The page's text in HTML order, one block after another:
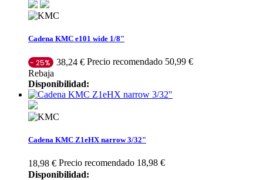
Cadena KMC e101 wide 1/8"
- 25% 38,24 € Precio recomendado 50,99 €
Rebaja
Disponibilidad:
Cadena KMC Z1eHX narrow 3/32"
18,98 € Precio recomendado 18,98 €
Disponibilidad: